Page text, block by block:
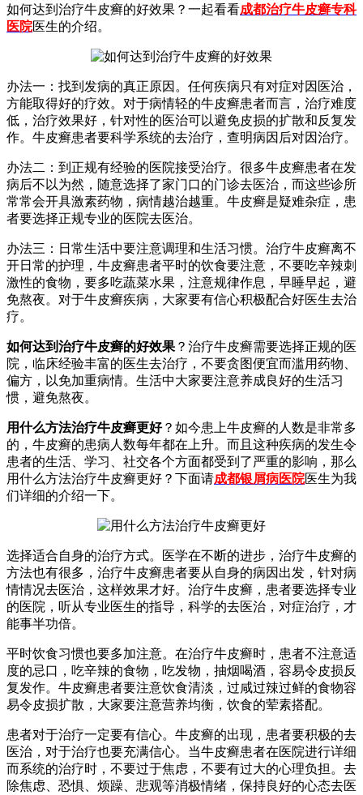
如何达到治疗牛皮癣的好效果？一起看看成都治疗牛皮癣专科
医院医生的介绍。
办法一：找到发病的真正原因。任何疾病只有对症对因医治，
方能取得好的疗效。对于病情轻的牛皮癣患者而言，治疗难度
低，治疗效果好，针对性的医治可以避免皮损的扩散和反复发
作。牛皮癣患者要科学系统的去治疗，查明病因后对因治疗。
办法二：到正规有经验的医院接受治疗。很多牛皮癣患者在发
病后不以为然，随意选择了家门口的门诊去医治，而这些诊所
常常会开具激素药物，病情越治越重。牛皮癣是疑难杂症，患
者要选择正规专业的医院去医治。
办法三：日常生活中要注意调理和生活习惯。治疗牛皮癣离不
开日常的护理，牛皮癣患者平时的饮食要注意，不要吃辛辣刺
激性的食物，要多吃蔬菜水果，注意规律作息，早睡早起，避
免熬夜。对于牛皮癣疾病，大家要有信心积极配合好医生去治
疗。
如何达到治疗牛皮癣的好效果 ？治疗牛皮癣需要选择正规的医
院，临床经验丰富的医生去治疗，不要贪图便宜而滥用药物、
偏方，以免加重病情。生活中大家要注意养成良好的生活习
惯，避免熬夜。
用什么方法治疗牛皮癣更好？如今患上牛皮癣的人数是非常多
的，牛皮癣的患病人数每年都在上升。而且这种疾病的发生令
患者的生活、学习、社交各个方面都受到了严重的影响，那么
用什么方法治疗牛皮癣更好？下面请成都银屑病医院医生为我
们详细的介绍一下。
选择适合自身的治疗方式。医学在不断的进步，治疗牛皮癣的
方法也有很多，治疗牛皮癣患者要从自身的病因出发，针对病
情情况去医治，这样效果才好。治疗牛皮癣，患者要选择专业
的医院，听从专业医生的指导，科学的去医治，对症治疗，才
能事半功倍。
平时饮食习惯也要多加注意。在治疗牛皮癣时，患者不注意适
度的忌口，吃辛辣的食物，吃发物，抽烟喝酒，容易令皮损反
复发作。牛皮癣患者要注意饮食清淡，过咸过辣过鲜的食物容
易令皮损扩散，大家要注意营养均衡，饮食的荤素搭配。
患者对于治疗一定要有信心。牛皮癣的出现，患者要积极的去
医治，对于治疗也要充满信心。当牛皮癣患者在医院进行详细
而系统的治疗时，不要过于焦虑，不要有过大的心理负担。去
除焦虑、恐惧、烦躁、悲观等消极情绪，保持良好的心态去医